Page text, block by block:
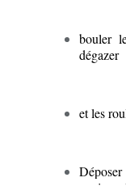
bouler
dégazer
et les